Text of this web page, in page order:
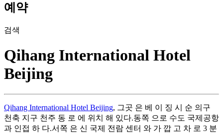
예약
검색
Qihang International Hotel
Beijing
Qihang International Hotel Beijing, 그곳 은 베 이 징 시 순 의구
천축 지구 천주 동 로 에 위치 해 있다.동쪽 으로 수도 국제공항
과 인접 하 다.서쪽 은 신 국제 전람 센터 와 가 깝 고 차 로 3 분